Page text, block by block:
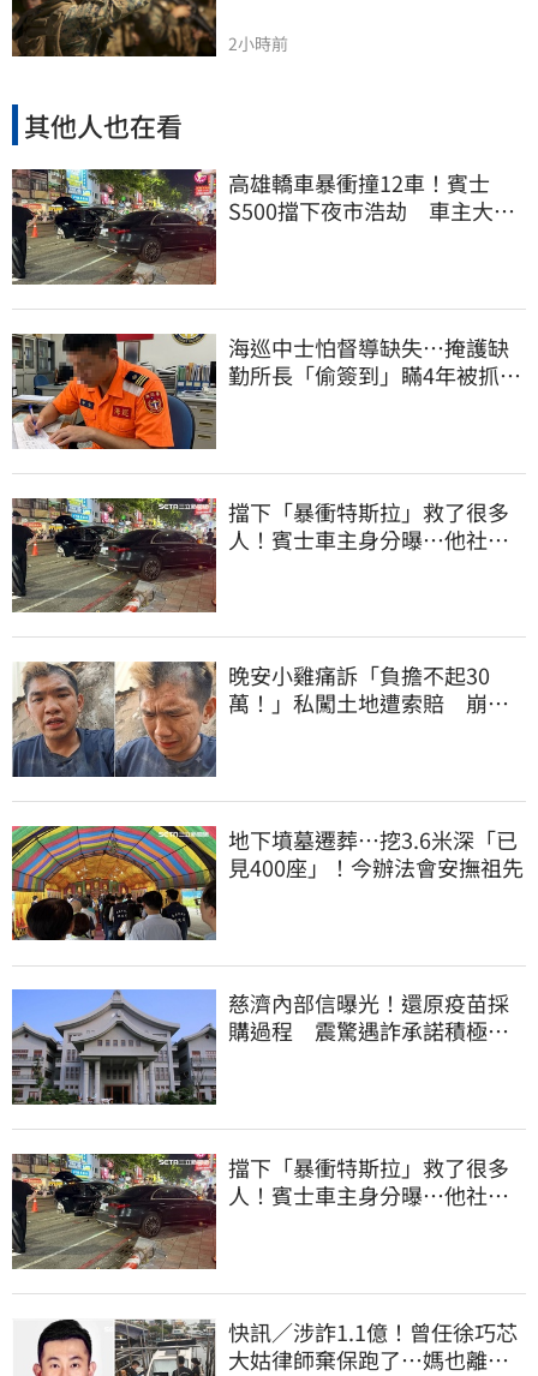
2小時前
其他人也在看
高雄轎車暴衝撞12車！賓士
S500擋下夜市浩劫 車主大
海巡中士怕督導缺失…掩護缺
勤所長「偷簽到」瞞4年被抓
擋下「暴衝特斯拉」救了很多
人！賓士車主身分曝…他社群
晚安小雞痛訴「負擔不起30
萬！」私闖土地遭索賠 崩
地下墳墓遷葬…挖3.6米深「已
見400座」！今辦法會安撫祖先
慈濟內部信曝光！還原疫苗採
購過程 震驚遇詐承諾積極追
擋下「暴衝特斯拉」救了很多
人！賓士車主身分曝…他社群
快訊／涉詐1.1億！曾任徐巧芯
大姑律師棄保跑了…媽也離